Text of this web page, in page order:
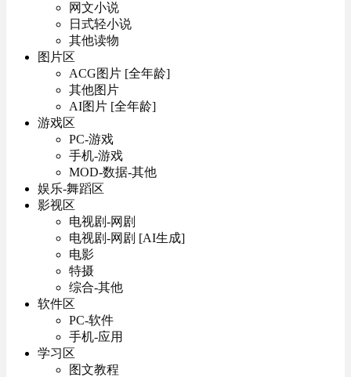
网文小说
日式轻小说
其他读物
图片区
ACG图片 [全年龄]
其他图片
AI图片 [全年龄]
游戏区
PC-游戏
手机-游戏
MOD-数据-其他
娱乐-舞蹈区
影视区
电视剧-网剧
电视剧-网剧 [AI生成]
电影
特摄
综合-其他
软件区
PC-软件
手机-应用
学习区
图文教程